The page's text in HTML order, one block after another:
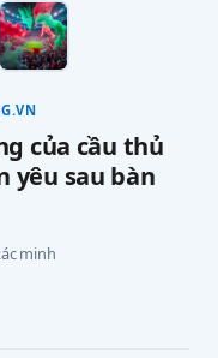
của cầu thủ
yêu sau bàn
minh